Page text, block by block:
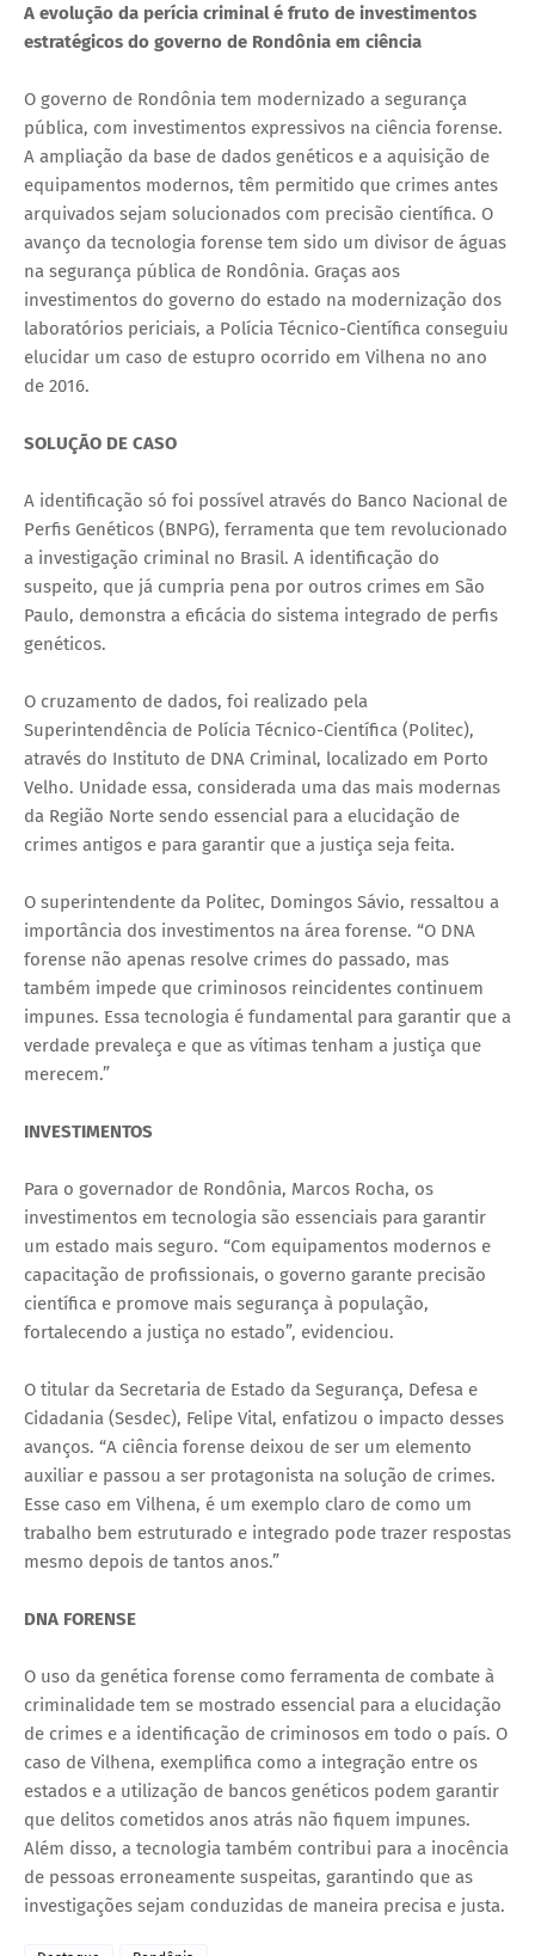
A evolução da perícia criminal é fruto de investimentos
estratégicos do governo de Rondônia em ciência
O governo de Rondônia tem modernizado a segurança
pública, com investimentos expressivos na ciência forense.
A ampliação da base de dados genéticos e a aquisição de
equipamentos modernos, têm permitido que crimes antes
arquivados sejam solucionados com precisão científica. O
avanço da tecnologia forense tem sido um divisor de águas
na segurança pública de Rondônia. Graças aos
investimentos do governo do estado na modernização dos
laboratórios periciais, a Polícia Técnico-Científica conseguiu
elucidar um caso de estupro ocorrido em Vilhena no ano
de 2016.
SOLUÇÃO DE CASO
A identificação só foi possível através do Banco Nacional de
Perfis Genéticos (BNPG), ferramenta que tem revolucionado
a investigação criminal no Brasil. A identificação do
suspeito, que já cumpria pena por outros crimes em São
Paulo, demonstra a eficácia do sistema integrado de perfis
genéticos.
O cruzamento de dados, foi realizado pela
Superintendência de Polícia Técnico-Científica (Politec),
através do Instituto de DNA Criminal, localizado em Porto
Velho. Unidade essa, considerada uma das mais modernas
da Região Norte sendo essencial para a elucidação de
crimes antigos e para garantir que a justiça seja feita.
O superintendente da Politec, Domingos Sávio, ressaltou a
importância dos investimentos na área forense. “O DNA
forense não apenas resolve crimes do passado, mas
também impede que criminosos reincidentes continuem
impunes. Essa tecnologia é fundamental para garantir que a
verdade prevaleça e que as vítimas tenham a justiça que
merecem.”
INVESTIMENTOS
Para o governador de Rondônia, Marcos Rocha, os
investimentos em tecnologia são essenciais para garantir
um estado mais seguro. “Com equipamentos modernos e
capacitação de profissionais, o governo garante precisão
científica e promove mais segurança à população,
fortalecendo a justiça no estado”, evidenciou.
O titular da Secretaria de Estado da Segurança, Defesa e
Cidadania (Sesdec), Felipe Vital, enfatizou o impacto desses
avanços. “A ciência forense deixou de ser um elemento
auxiliar e passou a ser protagonista na solução de crimes.
Esse caso em Vilhena, é um exemplo claro de como um
trabalho bem estruturado e integrado pode trazer respostas
mesmo depois de tantos anos.”
DNA FORENSE
O uso da genética forense como ferramenta de combate à
criminalidade tem se mostrado essencial para a elucidação
de crimes e a identificação de criminosos em todo o país. O
caso de Vilhena, exemplifica como a integração entre os
estados e a utilização de bancos genéticos podem garantir
que delitos cometidos anos atrás não fiquem impunes.
Além disso, a tecnologia também contribui para a inocência
de pessoas erroneamente suspeitas, garantindo que as
investigações sejam conduzidas de maneira precisa e justa.